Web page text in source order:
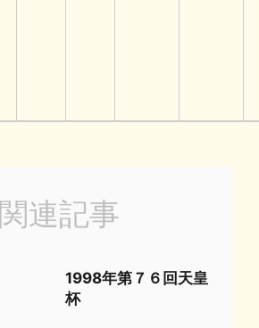
関連記事
1998年第７６回天皇
杯